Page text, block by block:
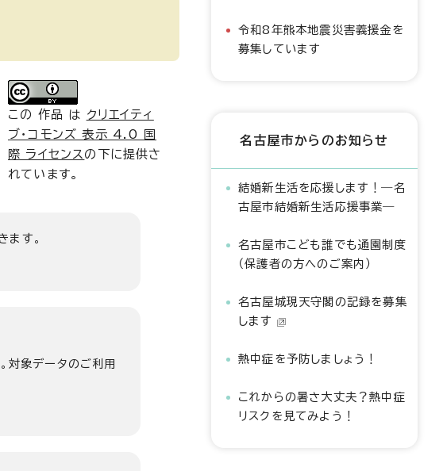
この 作品 は クリエイティ
ブ・コモンズ 表示 4.0 国
際 ライセンス の下に提供さ
れています。
ます。
対象データのご利用
令和8年熊本地震災害義援金を
募集しています
名古屋市からのお知らせ
結婚新生活を応援します！―名
古屋市結婚新生活応援事業―
名古屋市こども誰でも通園制度
（保護者の方へのご案内）
名古屋城現天守閣の記録を募集
します
熱中症を予防しましょう！
これからの暑さ大丈夫？熱中症
リスクを見てみよう！